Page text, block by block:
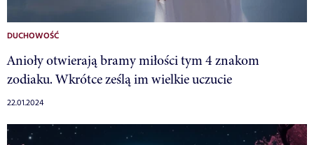
DUCHOWOŚĆ
Anioły otwierają bramy miłości tym 4 znakom
zodiaku. Wkrótce ześlą im wielkie uczucie
22.01.2024